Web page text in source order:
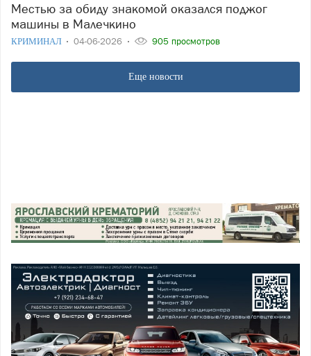
Местью за обиду знакомой оказался поджог
машины в Малечкино
КРИМИНАЛ 04-06-2026 905 просмотров
Еще новости